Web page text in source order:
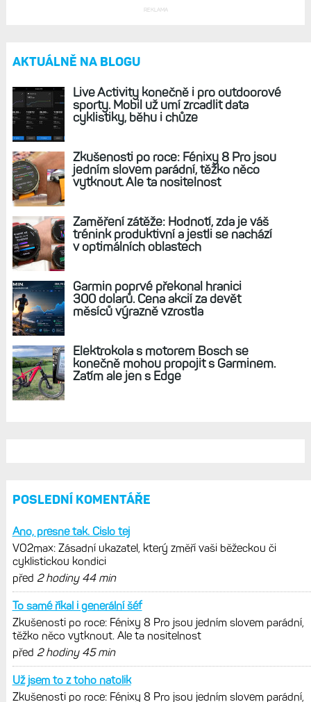
REKLAMA
AKTUÁLNĚ NA BLOGU
sporty. Mobil už umí zrcadlit data
cyklistiky, běhu i chůze
jedním slovem parádní, těžko něco
vytknout. Ale ta nositelnost
Elektrokola s motorem Bosch se
konečně mohou propojit s Garminem.
Zatím ale jen s Edge